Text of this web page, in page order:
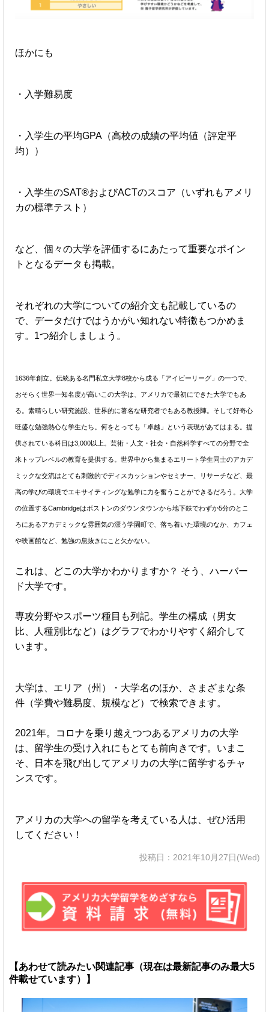
ほかにも
・入学難易度
・入学生の平均GPA（高校の成績の平均値（評定平
均））
・入学生のSAT®およびACTのスコア（いずれもアメリ
カの標準テスト）
など、個々の大学を評価するにあたって重要なポイン
トとなるデータも掲載。
それぞれの大学についての紹介文も記載しているの
で、データだけではうかがい知れない特徴もつかめま
す。1つ紹介しましょう。
1636年創立。伝統ある名門私立大学8校から成る「アイビーリーグ」の一つで、
おそらく世界一知名度が高いこの大学は、アメリカで最初にできた大学でもあ
る。素晴らしい研究施設、世界的に著名な研究者でもある教授陣。そして好奇心
旺盛な勉強熱心な学生たち。何をとっても「卓越」という表現があてはまる。提
供されている科目は3,000以上。芸術・人文・社会・自然科学すべての分野で全
米トップレベルの教育を提供する。世界中から集まるエリート学生同士のアカデ
ミックな交流はとても刺激的でディスカッションやセミナー、リサーチなど、最
高の学びの環境でエキサイティングな勉学に力を奮うことができるだろう。大学
の位置するCambridgeはボストンのダウンタウンから地下鉄でわずか5分のとこ
ろにあるアカデミックな雰囲気の漂う学園町で、落ち着いた環境のなか、カフェ
や映画館など、勉強の息抜きにこと欠かない。
これは、どこの大学かわかりますか？ そう、ハーバー
ド大学です。
専攻分野やスポーツ種目も列記。学生の構成（男女
比、人種別比など）はグラフでわかりやすく紹介して
います。
大学は、エリア（州）・大学名のほか、さまざまな条
件（学費や難易度、規模など）で検索できます。
2021年。コロナを乗り越えつつあるアメリカの大学
は、留学生の受け入れにもとても前向きです。いまこ
そ、日本を飛び出してアメリカの大学に留学するチャ
ンスです。
アメリカの大学への留学を考えている人は、ぜひ活用
してください！
投稿日：2021年10月27日(Wed)
【あわせて読みたい関連記事（現在は最新記事のみ最大5
件載せています）】